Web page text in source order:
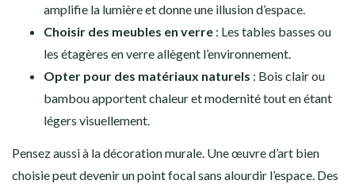
amplifie la lumière et donne une illusion d’espace.
Choisir des meubles en verre : Les tables basses ou
les étagères en verre allègent l’environnement.
Opter pour des matériaux naturels : Bois clair ou
bambou apportent chaleur et modernité tout en étant
légers visuellement.
Pensez aussi à la décoration murale. Une œuvre d’art bien
choisie peut devenir un point focal sans alourdir l’espace. Des